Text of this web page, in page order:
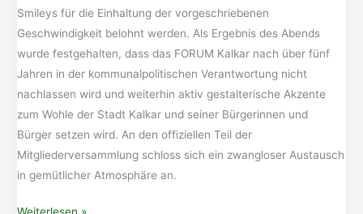
Smileys für die Einhaltung der vorgeschriebenen
Geschwindigkeit belohnt werden. Als Ergebnis des Abends
wurde festgehalten, dass das FORUM Kalkar nach über fünf
Jahren in der kommunalpolitischen Verantwortung nicht
nachlassen wird und weiterhin aktiv gestalterische Akzente
zum Wohle der Stadt Kalkar und seiner Bürgerinnen und
Bürger setzen wird. An den offiziellen Teil der
Mitgliederversammlung schloss sich ein zwangloser Austausch
in gemütlicher Atmosphäre an.
Gute